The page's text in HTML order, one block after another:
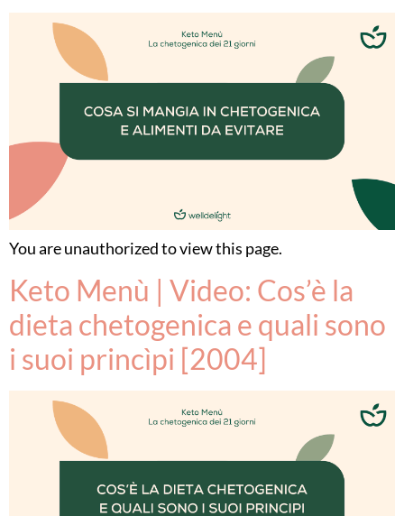
You are unauthorized to view this page.
Keto Menù | Video: Cos’è la
dieta chetogenica e quali sono
i suoi princìpi [2004]